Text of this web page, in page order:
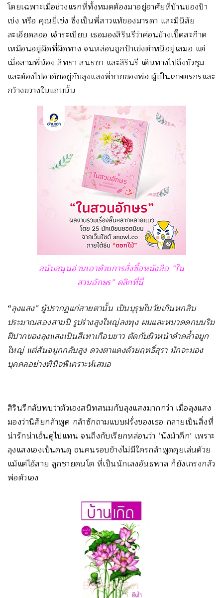
โดยเฉพาะเมื่อช่วงแรกที่ทั้งหมดต้องมาอยู่อาศัยที่บ้านของป้า
เข่ง หรือ คุณยี่เข่ง ซึ่งเป็นพี่สาวแท้ของมารดา และมีนิสัย
ละเอียดลออ เจ้าระเบียบ เธอมองสิรินรีว่าค่อนข้างเปิ๊ดสะก๊าด
เหมือนอยู่ผิดที่ผิดทาง จนหล่อนถูกป้าเข่งตำหนิอยู่เสมอ แต่
เมื่อสามพี่น้อง สิทธา สนธยา และสิรินรี เดินทางไปถึงบัวชุม
และต้องไปอาศัยอยู่กับลุงแสงพี่ชายของพ่อ ผู้เป็นเกษตรกรและ
กว้างขวางในแถบนั้น
สนับสนุนอ่านเอาด้วยการสั่งซื้อหนังสือ “ใน
สวนอักษร” คลิกที่นี่
“ลุงแสง” ผู้ปรากฏแก่สายตานั้น เป็นบุรุษในวัยเกินหกสิบ
ประมาณสองสามปี รูปร่างสูงใหญ่ลงพุง ผมและหนวดดกบนริม
ฝีปากของลุงแสงเป็นสีเทาเกือบขาว ตัดกับผิวหน้าดำคล้ำจมูก
ใหญ่ แต่สันจมูกกลับสูง ดวงตาแดงด้วยฤทธิ์สุรา มักจะมอง
บุคคลอย่างพินิจพิเคราะห์เสมอ
สิรินรีกลับพบว่าตัวเองสนิทสนมกับลุงแสงมากกว่า เมื่อลุงแสง
มองว่านิสัยกล้าพูด กล้าซักถามแบบฝรั่งของเธอ กลายเป็นสิ่งที่
น่ารักน่าเอ็นดูไปแทน จนถึงกับเรียกหล่อนว่า ‘นังม้าคึก’ เพราะ
ลุงแสงเองเป็นคนดุ จนคนรอบข้างไม่มีใครกล้าพูดคุยเล่นด้วย
แม้แต่ไอ้สาย ลูกชายคนโต ที่เป็นนักเลงอันธพาล ก็ยังเกรงกลัว
พ่อตัวเอง